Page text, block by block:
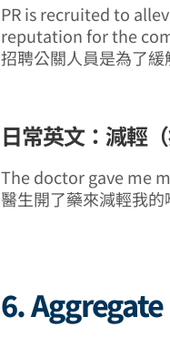
PR is recruited to
reputation for the
招聘公關人員是為了
日常英文：減輕（
The doctor gave me
醫生開了藥來減輕我的
6. Aggregate